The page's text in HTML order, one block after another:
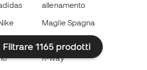
Filtrare 1165 prodotti
allenamento
Maglie Spagna
Maglie da calcio
K-way